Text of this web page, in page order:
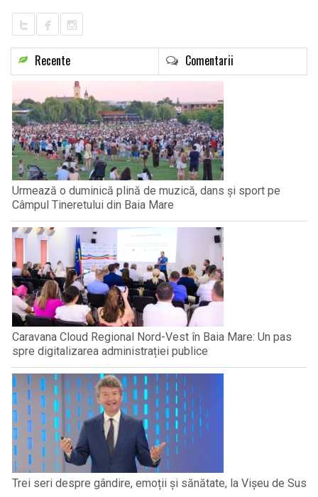
Recente Comentarii
Urmează o duminică plină de muzică, dans și sport pe
Câmpul Tineretului din Baia Mare
Caravana Cloud Regional Nord-Vest în Baia Mare: Un pas
spre digitalizarea administrației publice
Trei seri despre gândire, emoții și sănătate, la Vișeu de Sus